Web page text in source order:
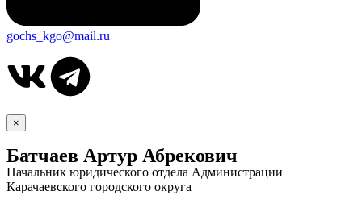
gochs_kgo@mail.ru
×
Батчаев Артур Абрекович
Начальник юридического отдела Администрации
Карачаевского городского округа